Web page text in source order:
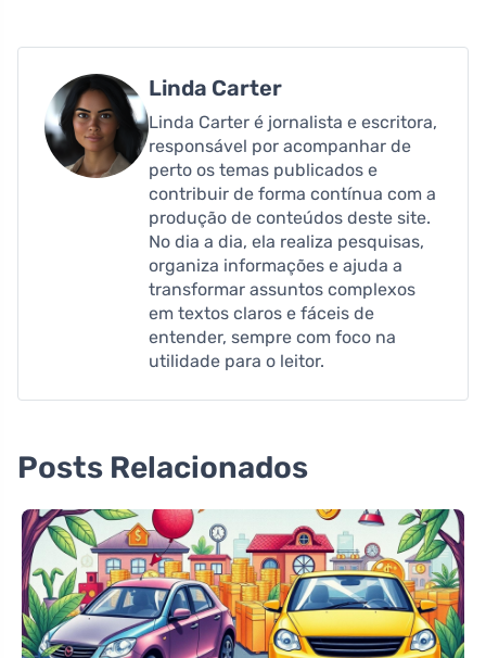
Linda Carter
Linda Carter é jornalista e escritora,
responsável por acompanhar de
perto os temas publicados e
contribuir de forma contínua com a
produção de conteúdos deste site.
No dia a dia, ela realiza pesquisas,
organiza informações e ajuda a
transformar assuntos complexos
em textos claros e fáceis de
entender, sempre com foco na
utilidade para o leitor.
Posts Relacionados